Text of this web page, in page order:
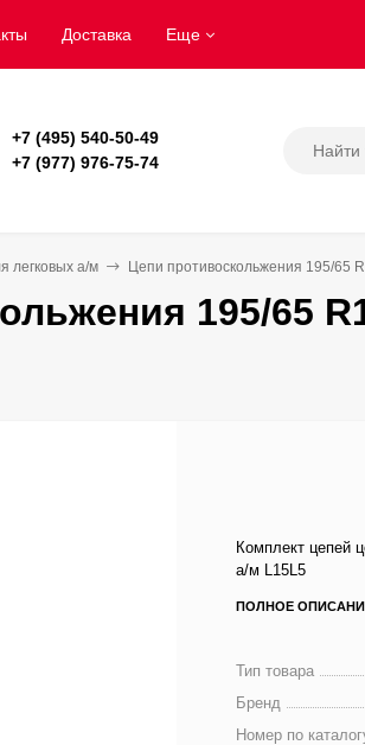
Доставка Еще
+7 (495) 540-50-49
+7 (977) 976-75-74
легковых а/м Цепи противоскольжения 195/65
195/65
Комплект цепей
а/м L15L5
ПОЛНОЕ
Тип товара
Бренд
Номер по